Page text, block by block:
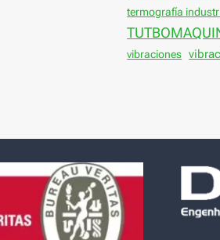
termografía
vibraciones